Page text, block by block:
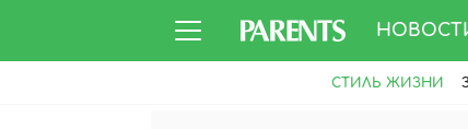
СТИЛЬ ЖИЗНИ